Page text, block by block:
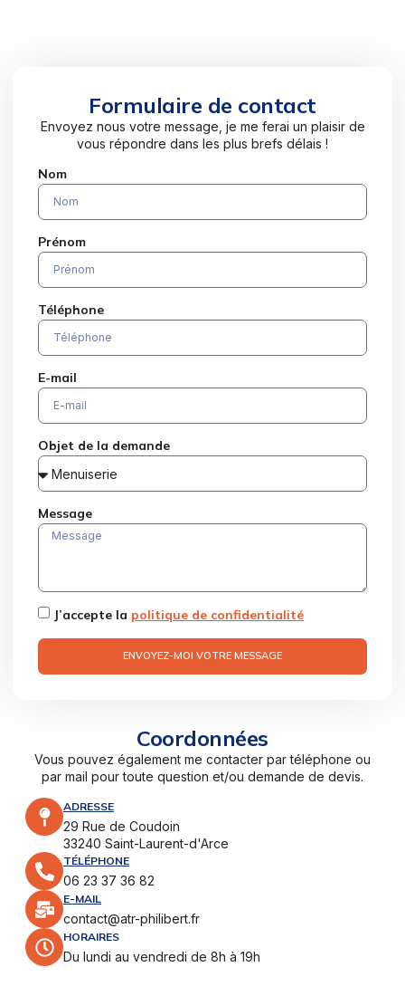
Formulaire de contact
Envoyez nous votre message, je me ferai un plaisir de
vous répondre dans les plus brefs délais !
Nom
Prénom
Téléphone
E-mail
Objet de la demande
Message
J’accepte la politique de confidentialité
ENVOYEZ-MOI VOTRE MESSAGE
Coordonnées
Vous pouvez également me contacter par téléphone ou
par mail pour toute question et/ou demande de devis.
ADRESSE
29 Rue de Coudoin
33240 Saint-Laurent-d'Arce
TÉLÉPHONE
06 23 37 36 82
E-MAIL
contact@atr-philibert.fr
HORAIRES
Du lundi au vendredi de 8h à 19h